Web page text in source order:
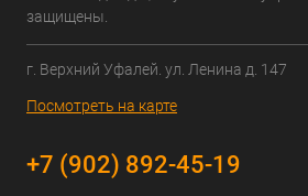
защищены.
г. Верхний Уфалей. ул. Ленина д. 147
Посмотреть на карте
+7 (902) 892-45-19